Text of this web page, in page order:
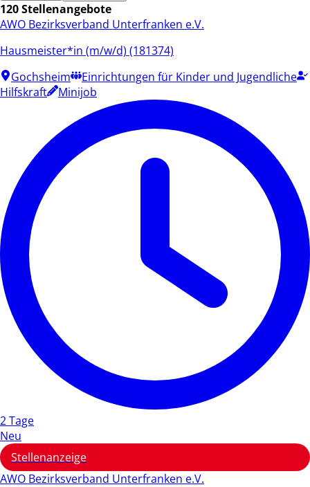
120 Stellenangebote
AWO Bezirksverband Unterfranken e.V.
Hausmeister*in (m/w/d) (181374)
Gochsheim
Einrichtungen für Kinder und Jugendliche
Hilfskraft
Minijob
2 Tage
Neu
Stellenanzeige
AWO Bezirksverband Unterfranken e.V.